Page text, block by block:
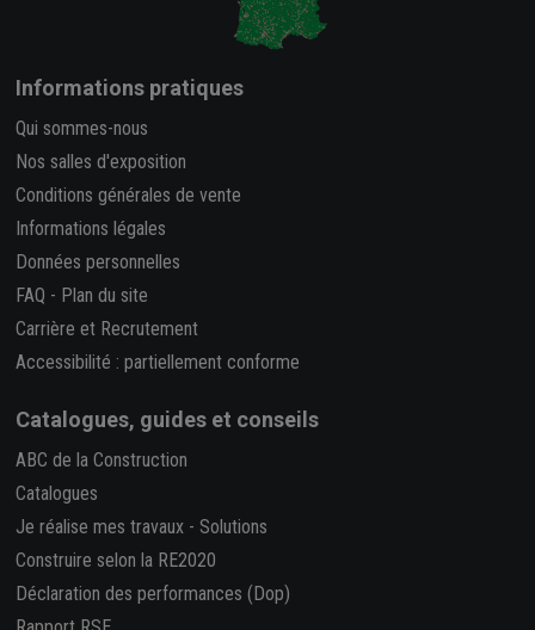
Informations pratiques
Qui sommes-nous
Nos salles d'exposition
Conditions générales de vente
Informations légales
Données personnelles
FAQ - Plan du site
Carrière et Recrutement
Accessibilité : partiellement conforme
Catalogues, guides et conseils
ABC de la Construction
Catalogues
Je réalise mes travaux - Solutions
Construire selon la RE2020
Déclaration des performances (Dop)